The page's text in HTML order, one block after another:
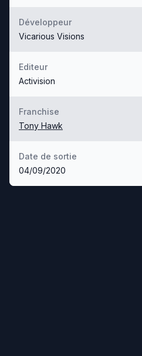
Développeur
Vicarious Visions
Editeur
Activision
Franchise
Tony Hawk
Date de sortie
04/09/2020